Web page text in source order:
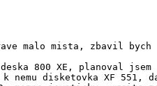
malo mista, zbavil